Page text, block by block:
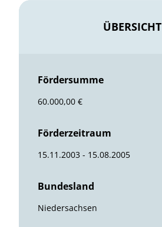
ÜBERSICHT
Fördersumme
60.000,00 €
Förderzeitraum
15.11.2003 - 15.08.2005
Bundesland
Niedersachsen